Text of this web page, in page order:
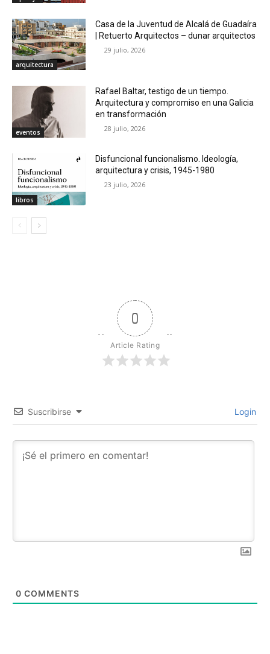
arquitectura
Casa de la Juventud de Alcalá de Guadaíra
| Retuerto Arquitectos – dunar arquitectos
29 julio, 2026
eventos
Rafael Baltar, testigo de un tiempo.
Arquitectura y compromiso en una Galicia
en transformación
28 julio, 2026
libros
Disfuncional funcionalismo. Ideología,
arquitectura y crisis, 1945-1980
23 julio, 2026
0
Article Rating
Suscribirse Login
0 COMMENTS